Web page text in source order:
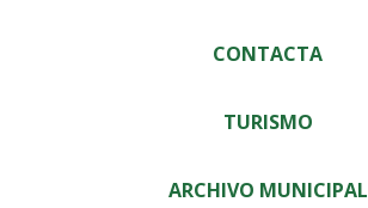
CONTACTA
TURISMO
ARCHIVO MUNICIPAL